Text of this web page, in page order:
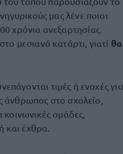
μας λένε ποιοι
χρόνια ανεξαρτησίας.
μεσιανό κατάρτι, γιατί θα
τιμές ή ενοχές για
άνθρωπος στο σχολείο,
κοινωνικές ομάδες,
έχθρα.